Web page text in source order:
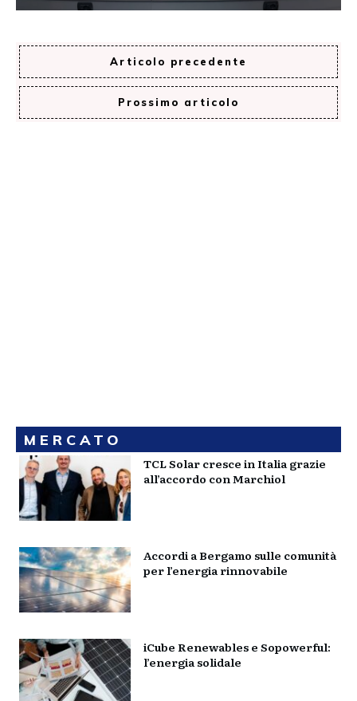
Articolo precedente
Prossimo articolo
MERCATO
TCL Solar cresce in Italia grazie
all’accordo con Marchiol
Accordi a Bergamo sulle comunità
per l’energia rinnovabile
iCube Renewables e Sopowerful:
l’energia solidale